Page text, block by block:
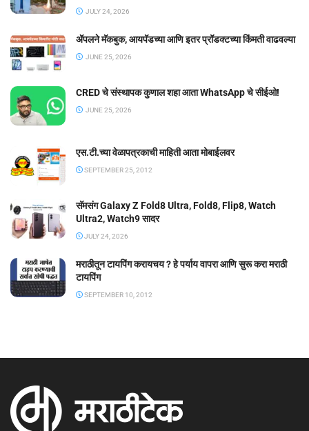
JULY 24, 2026
ॲपलने मॅकबुक, आयपॅडच्या आणि इतर प्रॉडक्टच्या किंमती वाढवल्या
JUNE 25, 2026
CRED चे संस्थापक कुणाल शहा आता WhatsApp चे सीईओ!
JUNE 25, 2026
एस.टी.च्या वेळापत्रकाची माहिती आता मोबाईलवर
SEPTEMBER 25, 2012
सॅमसंग Galaxy Z Fold8 Ultra, Fold8, Flip8, Watch
Ultra2, Watch9 सादर
JULY 24, 2026
मराठीतून टायपिंग करायचय ? हे पर्याय वापरा आणि सुरू करा मराठी
टायपिंग
SEPTEMBER 10, 2012